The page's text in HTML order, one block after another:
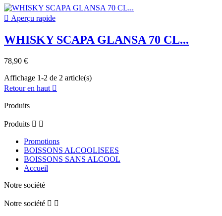
 Aperçu rapide
WHISKY SCAPA GLANSA 70 CL...
78,90 €
Affichage 1-2 de 2 article(s)
Retour en haut 
Produits
Produits  
Promotions
BOISSONS ALCOOLISEES
BOISSONS SANS ALCOOL
Accueil
Notre société
Notre société  